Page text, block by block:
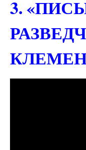
3.